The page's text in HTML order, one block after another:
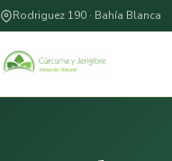
Rodriguez 190 · Bahía Blanca